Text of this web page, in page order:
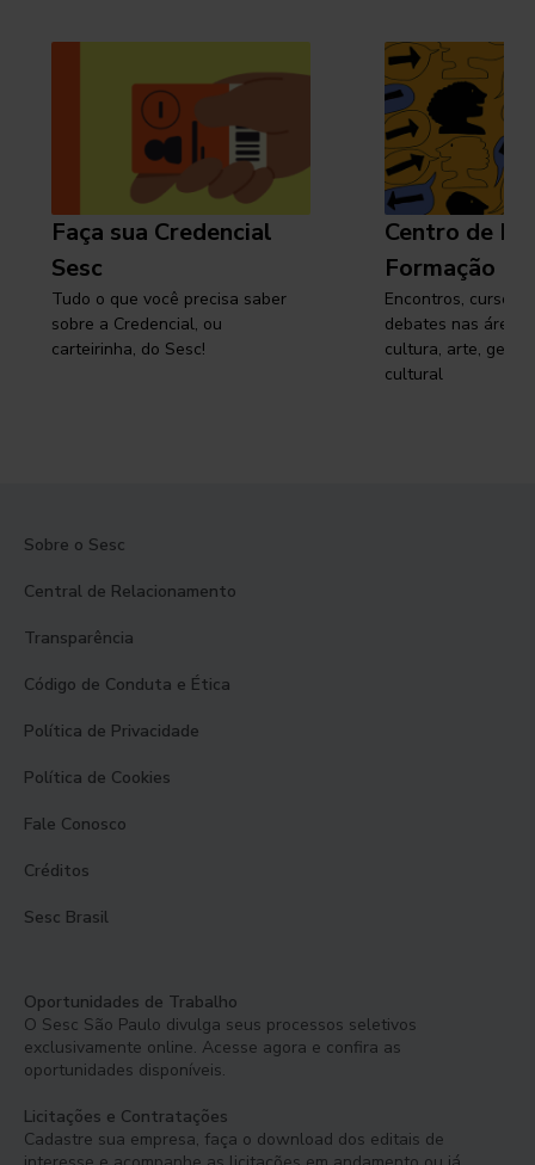
Faça sua Credencial
Sesc
Tudo o que você precisa saber
sobre a Credencial, ou
carteirinha, do Sesc!
Centro de
Formação
Encontros, cursos,
debates nas áreas
cultura, arte,
cultural
Sobre o Sesc
Central de Relacionamento
Transparência
Código de Conduta e Ética
Política de Privacidade
Política de Cookies
Fale Conosco
Créditos
Sesc Brasil
Oportunidades de Trabalho
O Sesc São Paulo divulga seus processos seletivos
exclusivamente online. Acesse agora e confira as
oportunidades disponíveis.
Licitações e Contratações
Cadastre sua empresa, faça o download dos editais de